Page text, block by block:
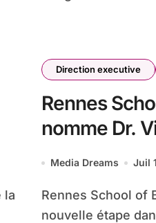
Direction executive
Rennes
nomme Dr.
Dmitriev au
SCNU-RSB
Media Dreams Juil
Rennes School of Business franchit une
nouvelle étape